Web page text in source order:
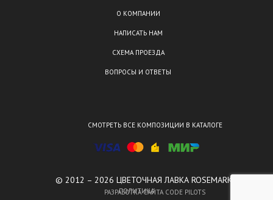
ПОЛИТИКА
О КОМПАНИИ
НАПИСАТЬ НАМ
СХЕМА ПРОЕЗДА
ВОПРОСЫ И ОТВЕТЫ
СМОТРЕТЬ ВСЕ КОМПОЗИЦИИ В КАТАЛОГЕ
© 2012 – 2026 ЦВЕТОЧНАЯ ЛАВКА ROSEMARKT.
РАЗРАБОТКА САЙТА CODE PILOTS